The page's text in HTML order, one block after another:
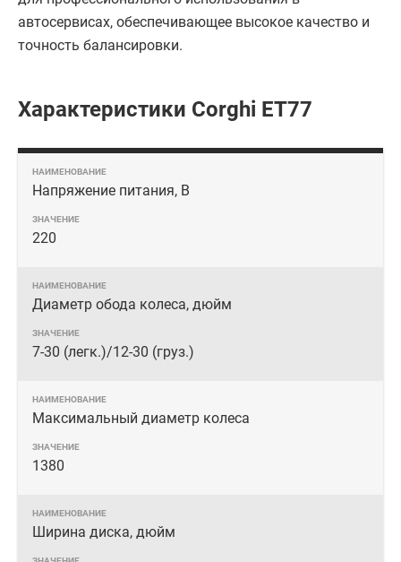
автосервисах, обеспечивающее высокое качество и
точность балансировки.
Характеристики Corghi ET77
Напряжение питания, В
220
Диаметр обода колеса, дюйм
7-30 (легк.)/12-30 (груз.)
Максимальный диаметр колеса
1380
Ширина диска, дюйм